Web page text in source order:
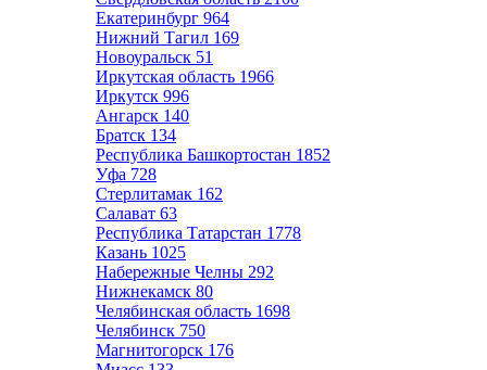
Екатеринбург 964
Нижний Тагил 169
Новоуральск 51
Иркутская область 1966
Иркутск 996
Ангарск 140
Братск 134
Республика Башкортостан 1852
Уфа 728
Стерлитамак 162
Салават 63
Республика Татарстан 1778
Казань 1025
Набережные Челны 292
Нижнекамск 80
Челябинская область 1698
Челябинск 750
Магнитогорск 176